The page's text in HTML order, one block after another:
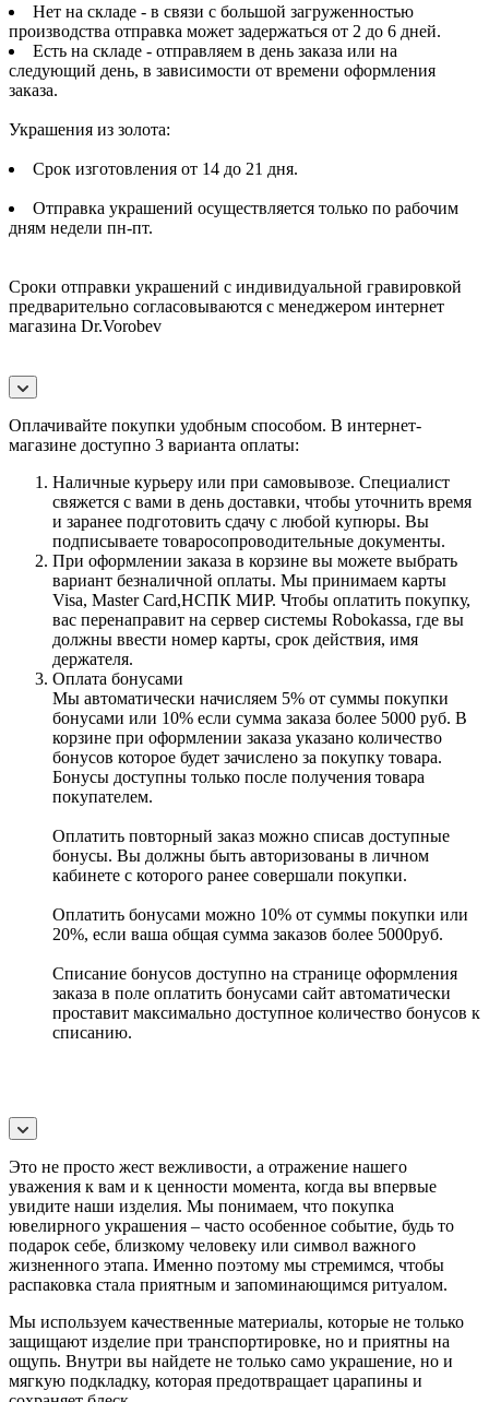
Нет на складе - в связи с большой загруженностью
производства отправка может задержаться от 2 до 6 дней.
Есть на складе - отправляем в день заказа или на
следующий день, в зависимости от времени оформления
заказа.
Украшения из золота:
Срок изготовления от 14 до 21 дня.
Отправка украшений осуществляется только по рабочим
дням недели пн-пт.
Сроки отправки украшений с индивидуальной гравировкой
предварительно согласовываются с менеджером интернет
магазина Dr.Vorobev
Оплачивайте покупки удобным способом. В интернет-
магазине доступно 3 варианта оплаты:
Наличные курьеру или при самовывозе. Специалист
свяжется с вами в день доставки, чтобы уточнить время
и заранее подготовить сдачу с любой купюры. Вы
подписываете товаросопроводительные документы.
При оформлении заказа в корзине вы можете выбрать
вариант безналичной оплаты. Мы принимаем карты
Visa, Master Card,НСПК МИР. Чтобы оплатить покупку,
вас перенаправит на сервер системы Robokassa, где вы
должны ввести номер карты, срок действия, имя
держателя.
Оплата бонусами
Мы автоматически начисляем 5% от суммы покупки
бонусами или 10% если сумма заказа более 5000 руб. В
корзине при оформлении заказа указано количество
бонусов которое будет зачислено за покупку товара.
Бонусы доступны только после получения товара
покупателем.
Оплатить повторный заказ можно списав доступные
бонусы. Вы должны быть авторизованы в личном
кабинете с которого ранее совершали покупки.
Оплатить бонусами можно 10% от суммы покупки или
20%, если ваша общая сумма заказов более 5000руб.
Списание бонусов доступно на странице оформления
заказа в поле оплатить бонусами сайт автоматически
проставит максимально доступное количество бонусов к
списанию.
Это не просто жест вежливости, а отражение нашего
уважения к вам и к ценности момента, когда вы впервые
увидите наши изделия. Мы понимаем, что покупка
ювелирного украшения – часто особенное событие, будь то
подарок себе, близкому человеку или символ важного
жизненного этапа. Именно поэтому мы стремимся, чтобы
распаковка стала приятным и запоминающимся ритуалом.
Мы используем качественные материалы, которые не только
защищают изделие при транспортировке, но и приятны на
ощупь. Внутри вы найдете не только само украшение, но и
мягкую подкладку, которая предотвращает царапины и